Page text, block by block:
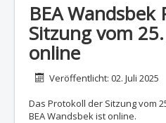
BEA
Sitzung vom
online
DetailsVeröffentlicht: 02. Juli 2025
Das Protokoll der Sitzung vom
BEA Wandsbek ist online.